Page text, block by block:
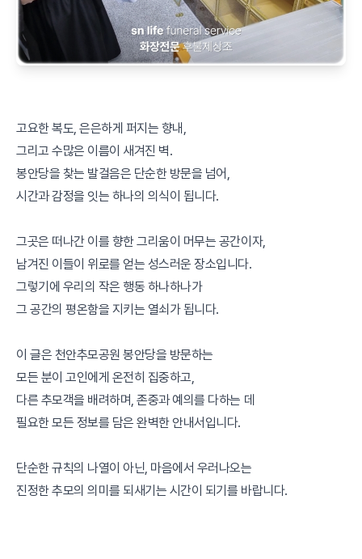
고요한 복도, 은은하게 퍼지는 향내,
그리고 수많은 이름이 새겨진 벽.
봉안당을 찾는 발걸음은 단순한 방문을 넘어,
시간과 감정을 잇는 하나의 의식이 됩니다.
그곳은 떠나간 이를 향한 그리움이 머무는 공간이자,
남겨진 이들이 위로를 얻는 성스러운 장소입니다.
그렇기에 우리의 작은 행동 하나하나가
그 공간의 평온함을 지키는 열쇠가 됩니다.
이 글은 천안추모공원 봉안당을 방문하는
모든 분이 고인에게 온전히 집중하고,
다른 추모객을 배려하며, 존중과 예의를 다하는 데
필요한 모든 정보를 담은 완벽한 안내서입니다.
단순한 규칙의 나열이 아닌, 마음에서 우러나오는
진정한 추모의 의미를 되새기는 시간이 되기를 바랍니다.